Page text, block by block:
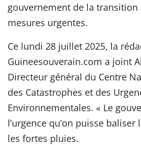
gouvernement de la transition
mesures urgentes.
Ce lundi 28 juillet 2025, la
Guineesouverain.com a joint
Directeur général du Centre
des Catastrophes et des
Environnementales. « Le
l’urgence qu’on puisse
les fortes pluies.